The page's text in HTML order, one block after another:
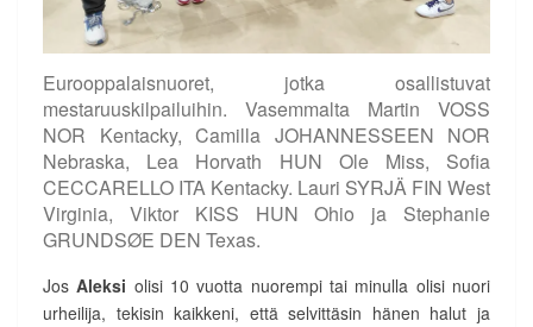
Eurooppalaisnuoret, jotka osallistuvat
mestaruuskilpailuihin. Vasemmalta Martin VOSS
NOR Kentacky, Camilla JOHANNESSEEN NOR
Nebraska, Lea Horvath HUN Ole Miss, Sofia
CECCARELLO ITA Kentacky. Lauri SYRJÄ FIN West
Virginia, Viktor KISS HUN Ohio ja Stephanie
GRUNDSØE DEN Texas.
JosAleksi olisi 10 vuotta nuorempi tai minulla olisi nuori
urheilija, tekisin kaikkeni, että selvittäsin hänen halut ja